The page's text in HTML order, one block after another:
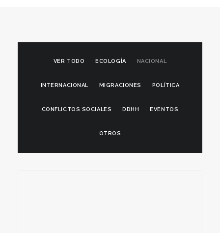
VER TODO ECOLOGÍA NACIONAL
INTERNACIONAL MIGRACIONES POLÍTICA
CONFLICTOS SOCIALES DDHH EVENTOS
OTROS